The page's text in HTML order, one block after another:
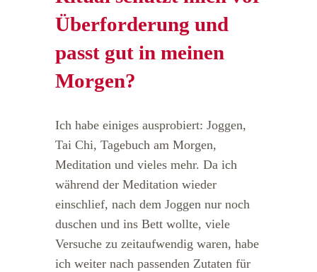
Überforderung und
passt gut in meinen
Morgen?
Ich habe einiges ausprobiert: Joggen,
Tai Chi, Tagebuch am Morgen,
Meditation und vieles mehr. Da ich
während der Meditation wieder
einschlief, nach dem Joggen nur noch
duschen und ins Bett wollte, viele
Versuche zu zeitaufwendig waren, habe
ich weiter nach passenden Zutaten für